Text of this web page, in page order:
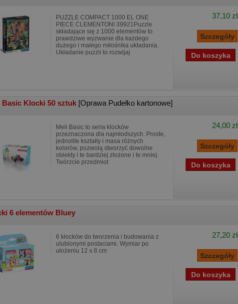
PUZZLE COMPACT 1000 EL ONE
PIECE CLEMENTONI 39921Puzzle
składające się z 1000 elementów to
prawdziwe wyzwanie dla każdego
dużego i małego miłośnika układania.
Układanie puzzli to rozwijaj
37,10 zł
Basic Klocki 50 sztuk [Oprawa Pudełko kartonowe]
Meli Basic to seria klocków
przeznaczona dla najmłodszych. Proste,
jednolite kształty i masa różnych
kolorów, pozwolą stworzyć dowolne
obiekty i te bardziej złożone i te mniej.
Twórzcie przedmiot
24,00 zł
6 elementów Bluey
6 klocków do tworzenia i budowania z
ulubionymi postaciami. Wymiar po
ułożeniu 12 x 8 cm
27,20 zł